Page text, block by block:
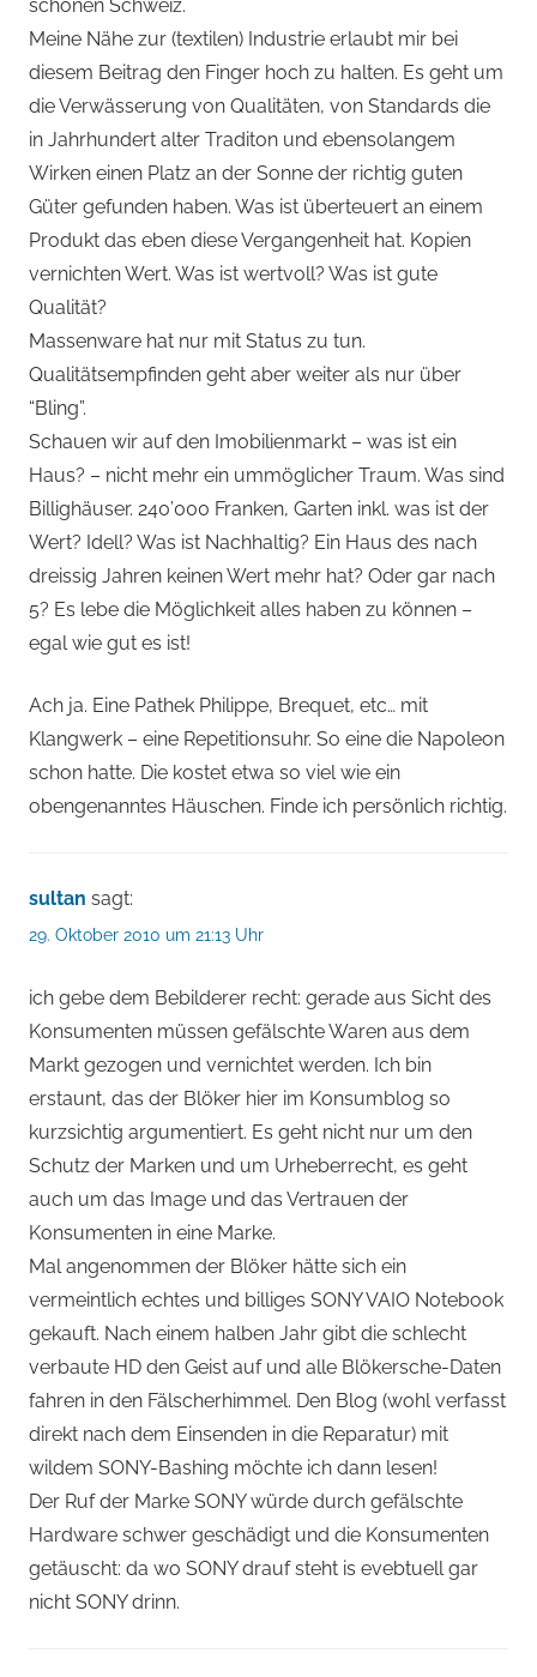
schönen Schweiz.
Meine Nähe zur (textilen) Industrie erlaubt mir bei
diesem Beitrag den Finger hoch zu halten. Es geht um
die Verwässerung von Qualitäten, von Standards die
in Jahrhundert alter Traditon und ebensolangem
Wirken einen Platz an der Sonne der richtig guten
Güter gefunden haben. Was ist überteuert an einem
Produkt das eben diese Vergangenheit hat. Kopien
vernichten Wert. Was ist wertvoll? Was ist gute
Qualität?
Massenware hat nur mit Status zu tun.
Qualitätsempfinden geht aber weiter als nur über
“Bling”.
Schauen wir auf den Imobilienmarkt – was ist ein
Haus? – nicht mehr ein ummöglicher Traum. Was sind
Billighäuser. 240’000 Franken, Garten inkl. was ist der
Wert? Idell? Was ist Nachhaltig? Ein Haus des nach
dreissig Jahren keinen Wert mehr hat? Oder gar nach
5? Es lebe die Möglichkeit alles haben zu können –
egal wie gut es ist!
Ach ja. Eine Pathek Philippe, Brequet, etc… mit
Klangwerk – eine Repetitionsuhr. So eine die Napoleon
schon hatte. Die kostet etwa so viel wie ein
obengenanntes Häuschen. Finde ich persönlich richtig.
sultan sagt:
29. Oktober 2010 um 21:13 Uhr
ich gebe dem Bebilderer recht: gerade aus Sicht des
Konsumenten müssen gefälschte Waren aus dem
Markt gezogen und vernichtet werden. Ich bin
erstaunt, das der Blöker hier im Konsumblog so
kurzsichtig argumentiert. Es geht nicht nur um den
Schutz der Marken und um Urheberrecht, es geht
auch um das Image und das Vertrauen der
Konsumenten in eine Marke.
Mal angenommen der Blöker hätte sich ein
vermeintlich echtes und billiges SONY VAIO Notebook
gekauft. Nach einem halben Jahr gibt die schlecht
verbaute HD den Geist auf und alle Blökersche-Daten
fahren in den Fälscherhimmel. Den Blog (wohl verfasst
direkt nach dem Einsenden in die Reparatur) mit
wildem SONY-Bashing möchte ich dann lesen!
Der Ruf der Marke SONY würde durch gefälschte
Hardware schwer geschädigt und die Konsumenten
getäuscht: da wo SONY drauf steht is evebtuell gar
nicht SONY drinn.